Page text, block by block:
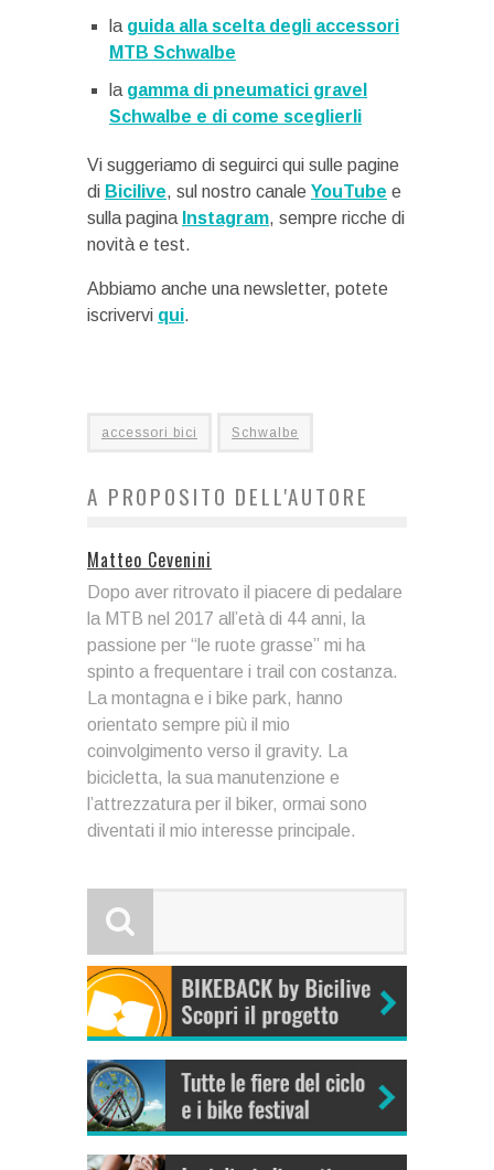
la guida alla scelta degli accessori
MTB Schwalbe
la gamma di pneumatici gravel
Schwalbe e di come sceglierli
Vi suggeriamo di seguirci qui sulle pagine
di Bicilive, sul nostro canale YouTube e
sulla pagina Instagram, sempre ricche di
novità e test.
Abbiamo anche una newsletter, potete
iscrivervi qui.
accessori bici Schwalbe
A PROPOSITO DELL'AUTORE
Matteo Cevenini
Dopo aver ritrovato il piacere di pedalare
la MTB nel 2017 all’età di 44 anni, la
passione per “le ruote grasse” mi ha
spinto a frequentare i trail con costanza.
La montagna e i bike park, hanno
orientato sempre più il mio
coinvolgimento verso il gravity. La
bicicletta, la sua manutenzione e
l’attrezzatura per il biker, ormai sono
diventati il mio interesse principale.